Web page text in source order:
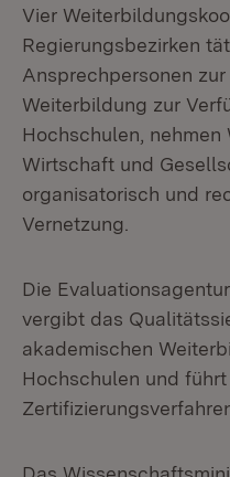
Vier
Regierungsbezirken
Ansprechpersonen
Weiterbildung zur
Hochschulen,
Wirtschaft und
organisatorisch und
Vernetzung.
Die
vergibt das
akademischen
Hochschulen und